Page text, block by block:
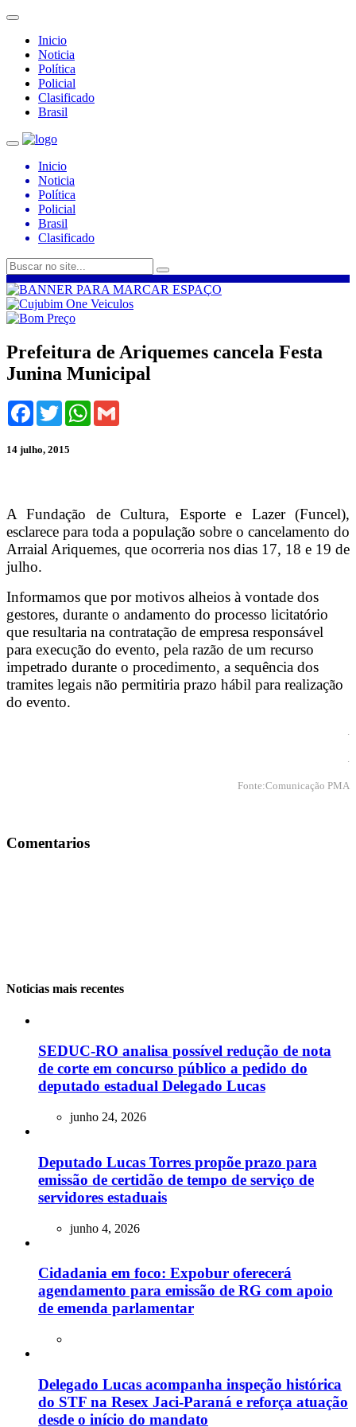
Inicio
Noticia
Política
Policial
Clasificado
Brasil
Inicio
Noticia
Política
Policial
Brasil
Clasificado
Prefeitura de Ariquemes cancela Festa
Junina Municipal
Facebook
TwitterWhatsApp
14 julho, 2015
A Fundação de Cultura, Esporte e Lazer (Funcel),
esclarece para toda a população sobre o cancelamento do
Arraial Ariquemes, que ocorreria nos dias 17, 18 e 19 de
julho.
Informamos que por motivos alheios à vontade dos
gestores, durante o andamento do processo licitatório
que resultaria na contratação de empresa responsável
para execução do evento, pela razão de um recurso
impetrado durante o procedimento, a sequência dos
tramites legais não permitiria prazo hábil para realização
do evento.
.
.
Fonte:Comunicação PMA
Comentarios
Noticias mais recentes
SEDUC-RO analisa possível redução de nota
de corte em concurso público a pedido do
deputado estadual Delegado Lucas
junho 24, 2026
Deputado Lucas Torres propõe prazo para
emissão de certidão de tempo de serviço de
servidores estaduais
junho 4, 2026
Cidadania em foco: Expobur oferecerá
agendamento para emissão de RG com apoio
de emenda parlamentar
Delegado Lucas acompanha inspeção histórica
do STF na Resex Jaci-Paraná e reforça atuação
desde o início do mandato